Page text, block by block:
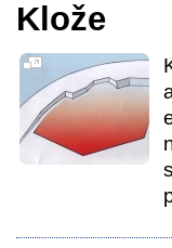
Klože